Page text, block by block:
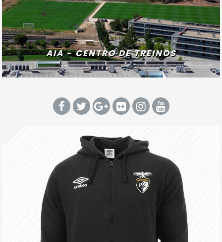
AIA - CENTRO DE TREINOS